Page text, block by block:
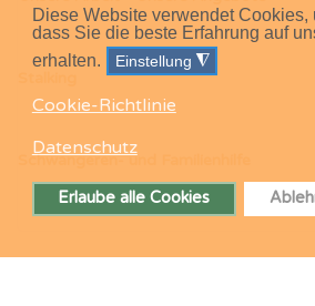
Diese Website verwendet Cookies,
dass Sie die beste Erfahrung auf
erhalten.
Einstellung ◮
Cookie-Richtlinie
Datenschutz
Erlaube alle Cookies
Schwangeren- und Familienhilfe